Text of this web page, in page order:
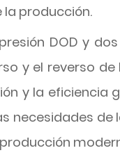
producción.
DOD y
y el reverso
y la eficiencia
necesidades de